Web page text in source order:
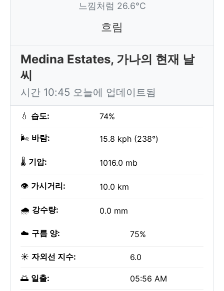
느낌처럼 26.6°C
흐림
Medina Estates, 가나의 현재 날
씨
시간 10:45 오늘에 업데이트됨
💧 습도: 74%
🌬️ 바람: 15.8 kph (238°)
🌡️ 기압: 1016.0 mb
👁️ 가시거리: 10.0 km
🌧️ 강수량: 0.0 mm
☁️ 구름 양: 75%
☀️ 자외선 지수: 6.0
🌅 일출: 05:56 AM